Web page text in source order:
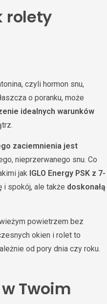
rolety
czyli hormon snu,
o poranku, może
idealnych warunków
zaciemnienia jest
nieprzerwanego snu. Co
jak IGLO Energy PSK z 7-
i spokój, ale także doskonałą
powietrzem bez
okien i rolet to
od pory dnia czy roku.
Twoim